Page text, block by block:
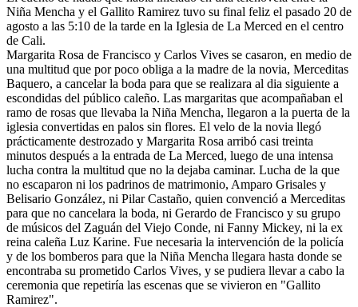
Niña Mencha y el Gallito Ramirez tuvo su final feliz el pasado 20 de
agosto a las 5:10 de la tarde en la Iglesia de La Merced en el centro
de Cali.
Margarita Rosa de Francisco y Carlos Vives se casaron, en medio de
una multitud que por poco obliga a la madre de la novia, Merceditas
Baquero, a cancelar la boda para que se realizara al dia siguiente a
escondidas del público caleño. Las margaritas que acompañaban el
ramo de rosas que llevaba la Niña Mencha, llegaron a la puerta de la
iglesia convertidas en palos sin flores. El velo de la novia llegó
prácticamente destrozado y Margarita Rosa arribó casi treinta
minutos después a la entrada de La Merced, luego de una intensa
lucha contra la multitud que no la dejaba caminar. Lucha de la que
no escaparon ni los padrinos de matrimonio, Amparo Grisales y
Belisario González, ni Pilar Castaño, quien convenció a Merceditas
para que no cancelara la boda, ni Gerardo de Francisco y su grupo
de músicos del Zaguán del Viejo Conde, ni Fanny Mickey, ni la ex
reina caleña Luz Karine. Fue necesaria la intervención de la policía
y de los bomberos para que la Niña Mencha llegara hasta donde se
encontraba su prometido Carlos Vives, y se pudiera llevar a cabo la
ceremonia que repetiría las escenas que se vivieron en "Gallito
Ramirez".